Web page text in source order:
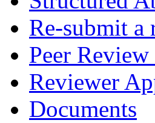
Re-submit a
Peer Review
Reviewer
Documents